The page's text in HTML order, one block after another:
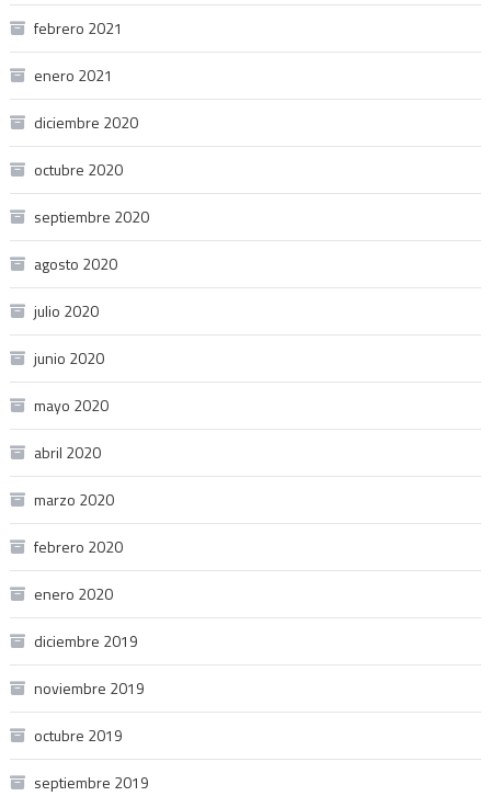
febrero 2021
enero 2021
diciembre 2020
octubre 2020
septiembre 2020
agosto 2020
julio 2020
junio 2020
mayo 2020
abril 2020
marzo 2020
febrero 2020
enero 2020
diciembre 2019
noviembre 2019
octubre 2019
septiembre 2019